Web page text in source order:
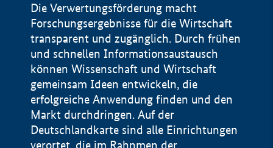
Die Verwertungsförderung macht
Forschungsergebnisse für die Wirtschaft
transparent und zugänglich. Durch frühen
und schnellen Informationsaustausch
können Wissenschaft und Wirtschaft
gemeinsam Ideen entwickeln, die
erfolgreiche Anwendung finden und den
Markt durchdringen. Auf der
Deutschlandkarte sind alle Einrichtungen
verortet, die im Rahnmen der